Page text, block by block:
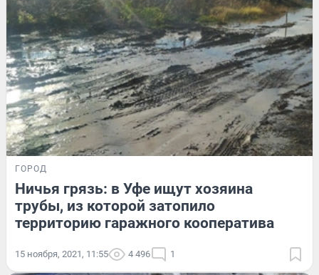
ГОРОД
Ничья грязь: в Уфе ищут хозяина
трубы, из которой затопило
территорию гаражного кооператива
15 ноября, 2021, 11:55 4 496 1